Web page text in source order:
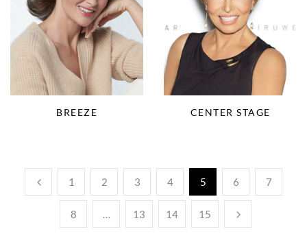
BREEZE CENTER STAGE
1 2 3 4 5 6 7
8 13 14 15